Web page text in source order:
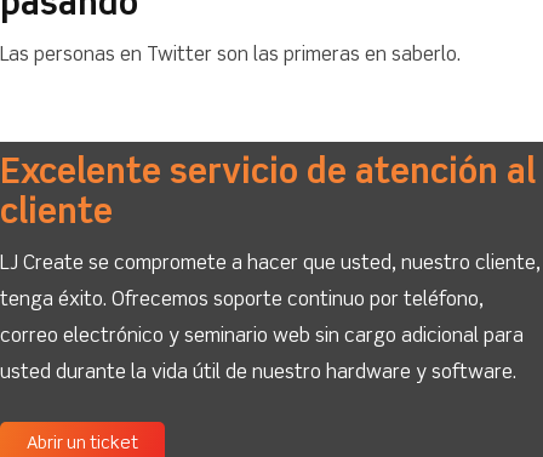
Las personas en Twitter son las primeras en saberlo.
Excelente servicio de atención al
cliente
LJ Create se compromete a hacer que usted, nuestro cliente,
tenga éxito. Ofrecemos soporte continuo por teléfono,
correo electrónico y seminario web sin cargo adicional para
usted durante la vida útil de nuestro hardware y software.
Abrir un ticket